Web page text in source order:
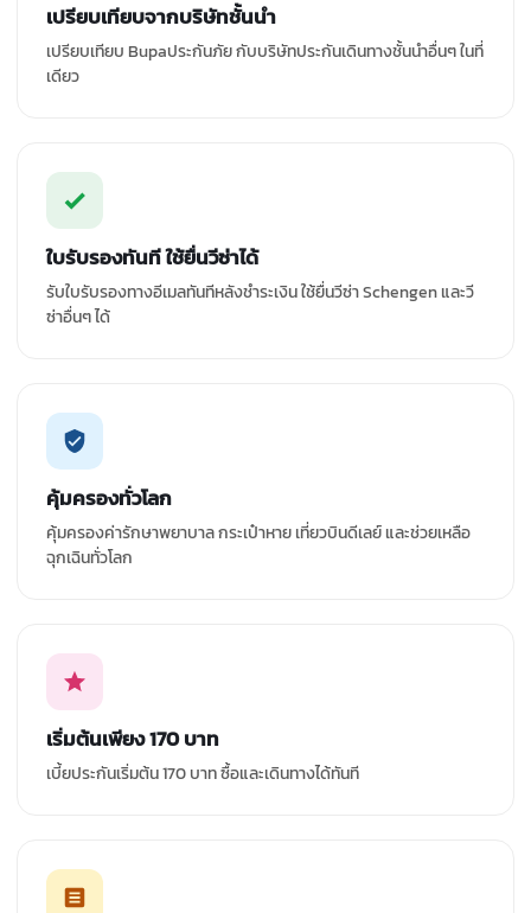
เปรียบเทียบจากบริษัทชั้นนำ
เปรียบเทียบ Bupaประกันภัย กับบริษัทประกันเดินทางชั้นนำอื่นๆ ในที่
เดียว
ใบรับรองทันที ใช้ยื่นวีซ่าได้
รับใบรับรองทางอีเมลทันทีหลังชำระเงิน ใช้ยื่นวีซ่า Schengen และวี
ซ่าอื่นๆ ได้
คุ้มครองทั่วโลก
คุ้มครองค่ารักษาพยาบาล กระเป๋าหาย เที่ยวบินดีเลย์ และช่วยเหลือ
ฉุกเฉินทั่วโลก
เริ่มต้นเพียง 170 บาท
เบี้ยประกันเริ่มต้น 170 บาท ซื้อและเดินทางได้ทันที